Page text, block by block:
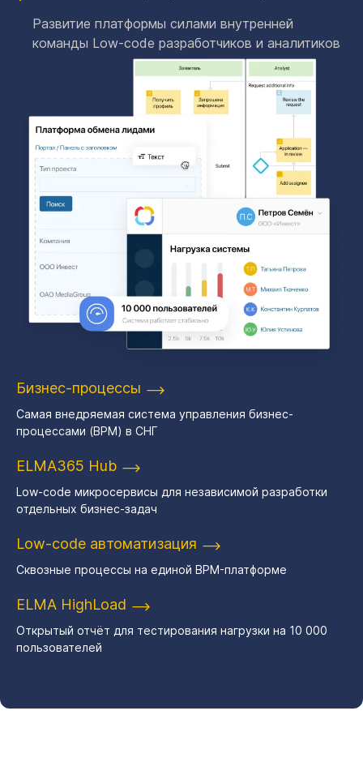
Развитие платформы силами внутренней
команды Low-code разработчиков и аналитиков
Бизнес-процессы
Самая внедряемая система управления бизнес-
процессами (BPM) в СНГ
ELMA365 Hub
Low-code микросервисы для независимой разработки
отдельных бизнес-задач
Low-code автоматизация
Сквозные процессы на единой BPM-платформе
ELMA HighLoad
Открытый отчёт для тестирования нагрузки на 10 000
пользователей